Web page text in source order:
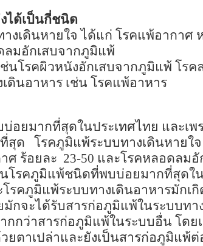
ได้เป็นกี่ชนิด
งเดินหายใจ ได้แก่ โรคแพ้อากาศ
มอักเสบจากภูมิแพ้
ช่นโรคผิวหนังอักเสบจากภูมิแพ้ โรค
ดินอาหาร เช่น โรคแพ้อาหาร
ยมากที่สุดในประเทศไทย และเพ
สุด
โรคภูมิแพ้ระบบทางเดินหายใจ
ศ ร้อยละ 23-50 และโรคหลอดลม
นโรคภูมิแพ้ชนิดที่พบบ่อยมากที่สุดใน
รคภูมิแพ้ระบบทางเดินอาหารมักเ
กจะได้รับสารก่อภูมิแพ้ในระบบทา
กกว่าสารก่อภูมิแพ้ในระบบอื่น โด
ยตาเปล่าและยังเป็นสารก่อภูมิแพ้